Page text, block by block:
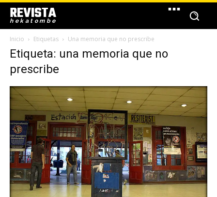
REVISTA
hekatombe
Inicio Etiquetas Una memoria que no prescribe
Etiqueta: una memoria que no
prescribe